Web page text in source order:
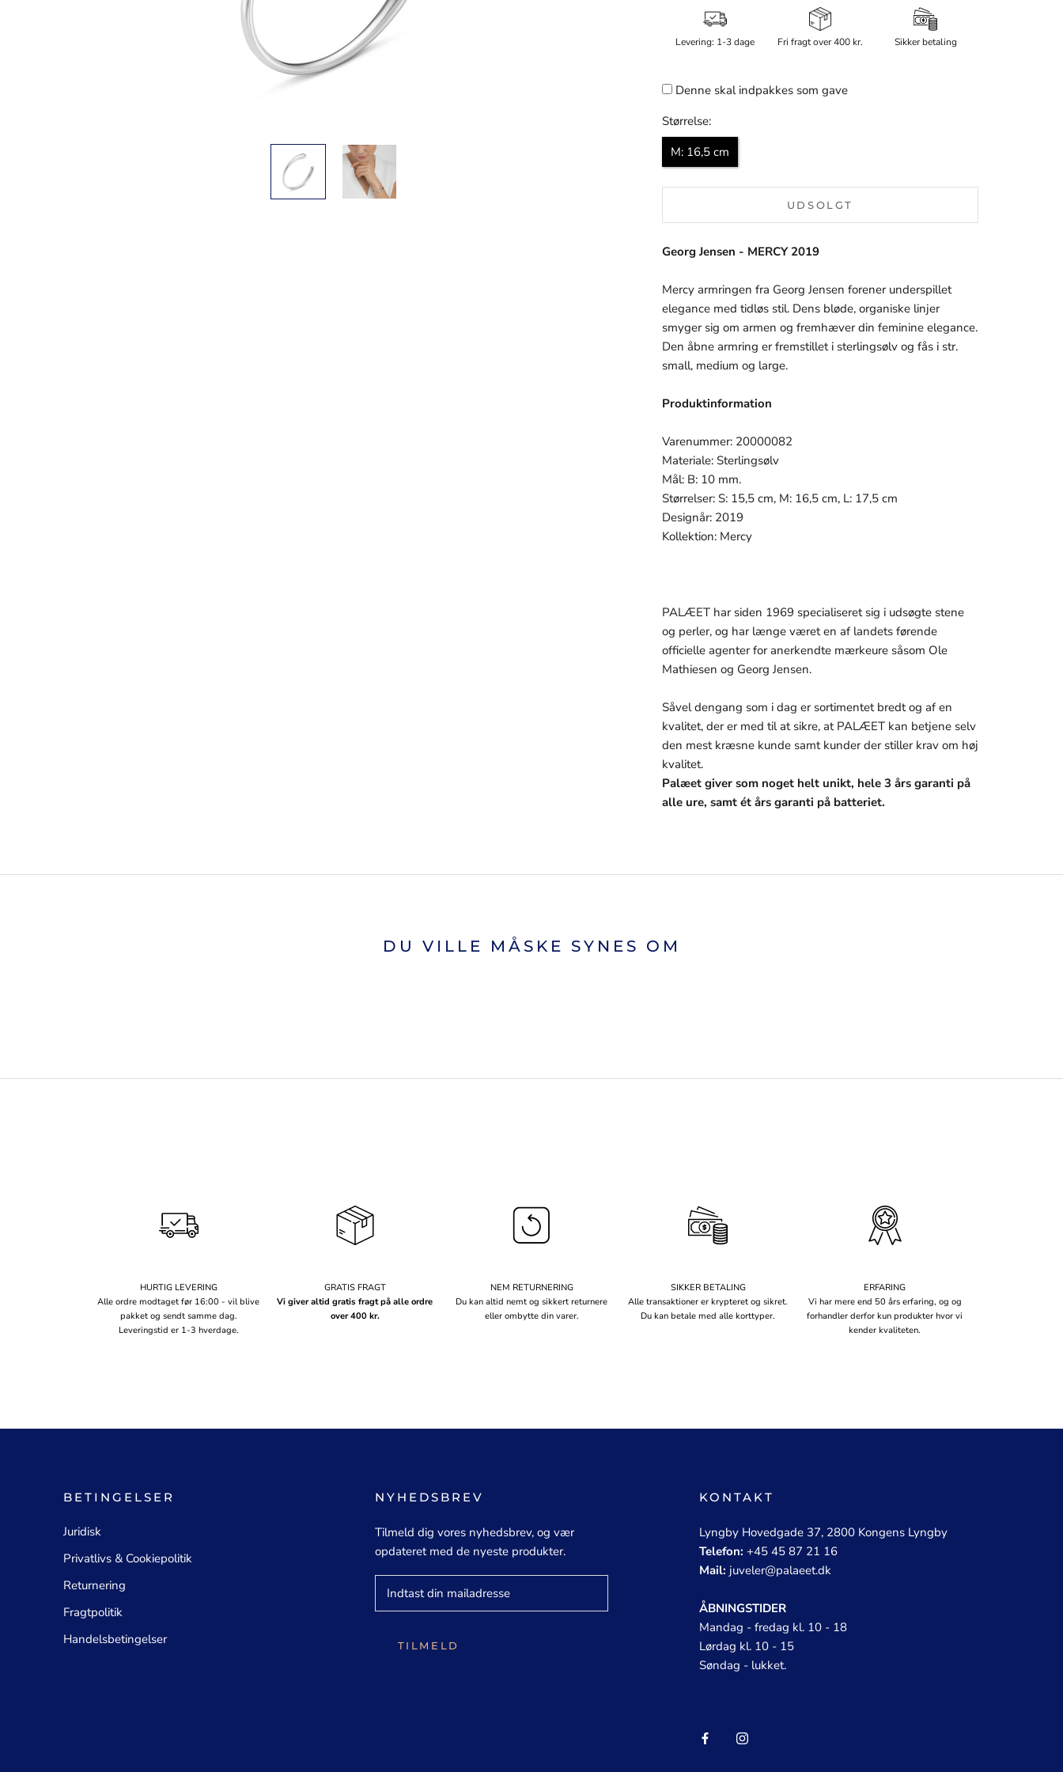
Levering: 1-3 dage Fri fragt over 400 kr. Sikker betaling
Denne skal indpakkes som gave
Størrelse:
M: 16,5 cm
UDSOLGT
Georg Jensen - MERCY 2019
Mercy armringen fra Georg Jensen forener underspillet
elegance med tidløs stil. Dens bløde, organiske linjer
smyger sig om armen og fremhæver din feminine elegance.
Den åbne armring er fremstillet i sterlingsølv og fås i str.
small, medium og large.
Produktinformation
Varenummer: 20000082
Materiale: Sterlingsølv
Mål: B: 10 mm.
Størrelser: S: 15,5 cm, M: 16,5 cm, L: 17,5 cm
Designår: 2019
Kollektion: Mercy
PALÆET har siden 1969 specialiseret sig i udsøgte stene
og perler, og har længe været en af landets førende
officielle agenter for anerkendte mærkeure såsom Ole
Mathiesen og Georg Jensen.
Såvel dengang som i dag er sortimentet bredt og af en
kvalitet, der er med til at sikre, at PALÆET kan betjene selv
den mest kræsne kunde samt kunder der stiller krav om høj
kvalitet.
Palæet giver som noget helt unikt, hele 3 års garanti på
alle ure, samt ét års garanti på batteriet.
DU VILLE MÅSKE SYNES OM
HURTIG LEVERING
Alle ordre modtaget før 16:00 - vil blive
pakket og sendt samme dag.
Leveringstid er 1-3 hverdage.
GRATIS FRAGT
Vi giver altid gratis fragt på alle ordre
over 400 kr.
NEM RETURNERING
Du kan altid nemt og sikkert returnere
eller ombytte din varer.
SIKKER BETALING
Alle transaktioner er krypteret og sikret.
Du kan betale med alle korttyper.
ERFARING
Vi har mere end 50 års erfaring, og og
forhandler derfor kun produkter hvor vi
kender kvaliteten.
BETINGELSER
Juridisk
Privatlivs & Cookiepolitik
Returnering
Fragtpolitik
Handelsbetingelser
NYHEDSBREV
Tilmeld dig vores nyhedsbrev, og vær
opdateret med de nyeste produkter.
TILMELD
KONTAKT
Lyngby Hovedgade 37, 2800 Kongens Lyngby
Telefon: +45 45 87 21 16
Mail: juveler@palaeet.dk
ÅBNINGSTIDER
Mandag - fredag kl. 10 - 18
Lørdag kl. 10 - 15
Søndag - lukket.